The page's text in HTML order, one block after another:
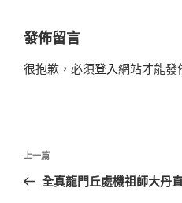
發佈留言
很抱歉，必須登入網站才能發
文
導
上
一
上一篇
全真龍門丘處機祖師大丹